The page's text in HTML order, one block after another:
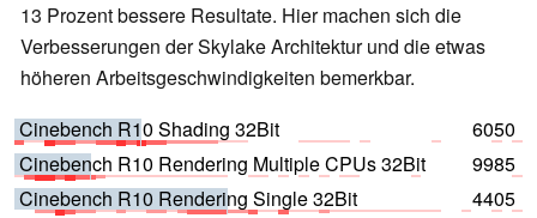
13 Prozent bessere Resultate. Hier machen sich die
Verbesserungen der Skylake Architektur und die etwas
höheren Arbeitsgeschwindigkeiten bemerkbar.
Cinebench R10 Shading 32Bit
6050
Cinebench R10 Rendering Multiple CPUs 32Bit
9985
Cinebench R10 Rendering Single 32Bit
4405